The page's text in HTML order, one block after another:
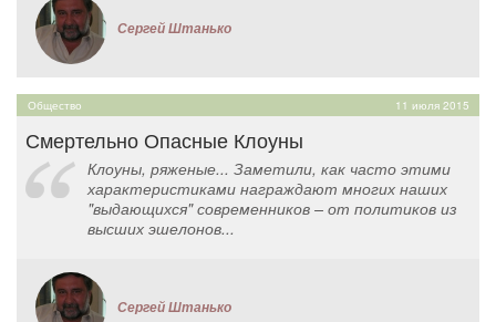
Сергей Штанько
Общество 11 июля 2015
Смертельно Опасные Клоуны
Клоуны, ряженые... Заметили, как часто этими
характеристиками награждают многих наших
"выдающихся" современников – от политиков из
высших эшелонов...
Сергей Штанько